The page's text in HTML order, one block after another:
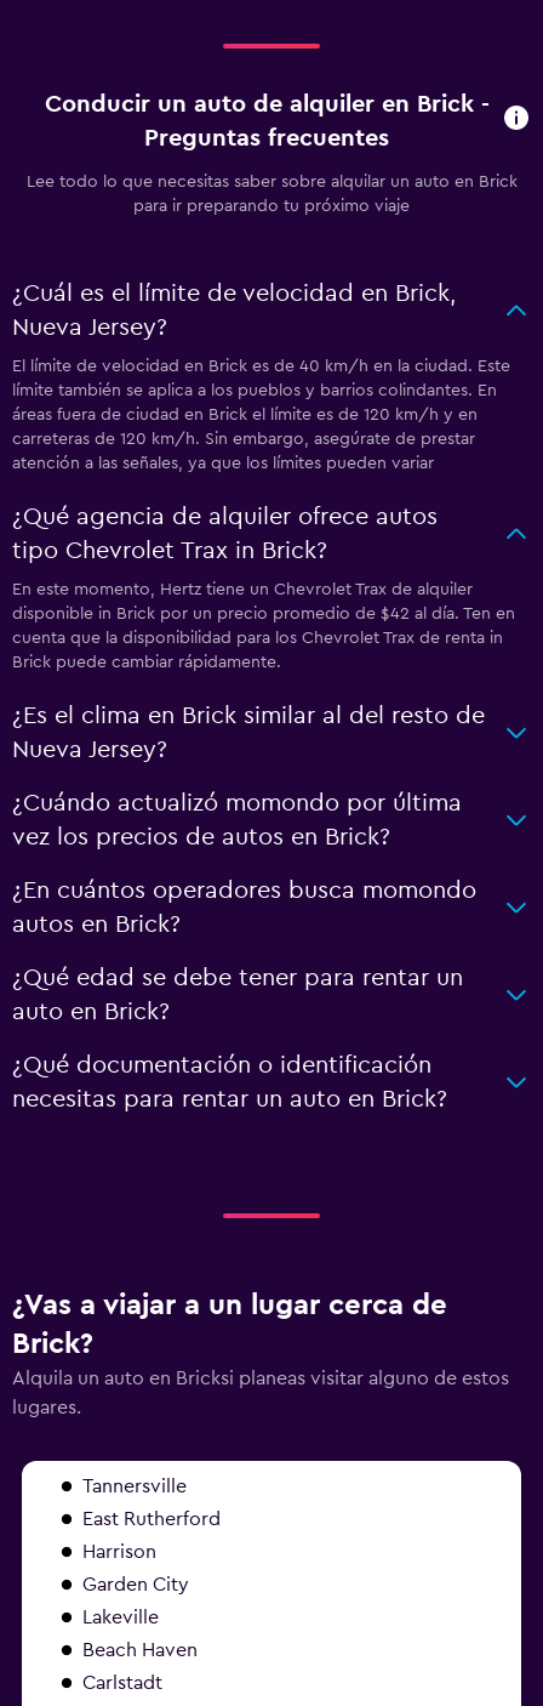
Conducir un auto de alquiler en Brick -
Preguntas frecuentes
Lee todo lo que necesitas saber sobre alquilar un auto en Brick
para ir preparando tu próximo viaje
¿Cuál es el límite de velocidad en Brick,
Nueva Jersey?
El límite de velocidad en Brick es de 40 km/h en la ciudad. Este
límite también se aplica a los pueblos y barrios colindantes. En
áreas fuera de ciudad en Brick el límite es de 120 km/h y en
carreteras de 120 km/h. Sin embargo, asegúrate de prestar
atención a las señales, ya que los límites pueden variar
¿Qué agencia de alquiler ofrece autos
tipo Chevrolet Trax in Brick?
En este momento, Hertz tiene un Chevrolet Trax de alquiler
disponible in Brick por un precio promedio de $42 al día. Ten en
cuenta que la disponibilidad para los Chevrolet Trax de renta in
Brick puede cambiar rápidamente.
¿Es el clima en Brick similar al del resto de
Nueva Jersey?
¿Cuándo actualizó momondo por última
vez los precios de autos en Brick?
¿En cuántos operadores busca momondo
autos en Brick?
¿Qué edad se debe tener para rentar un
auto en Brick?
¿Qué documentación o identificación
necesitas para rentar un auto en Brick?
¿Vas a viajar a un lugar cerca de
Brick?
Alquila un auto en Bricksi planeas visitar alguno de estos
lugares.
Tannersville
East Rutherford
Harrison
Garden City
Lakeville
Beach Haven
Carlstadt